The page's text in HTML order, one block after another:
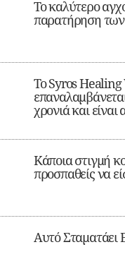
Το καλύτερο
παρατήρηση
Το Syros Healing
χρονιά και
Κάποια στιγμή
προσπαθείς να
Αυτό Σταματάει